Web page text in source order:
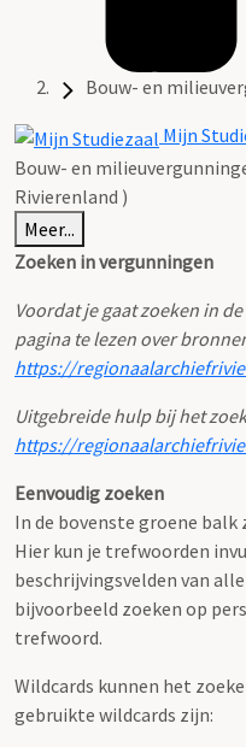
Bouw- en
Mijn
Bouw- en
Rivierenland )
Meer...
Zoeken in vergunningen
Voordat je gaat zoeken in
pagina te lezen over
https://
Uitgebreide hulp bij het
https://
Eenvoudig zoeken
In de bovenste groene balk
Hier kun je trefwoorden
beschrijvingsvelden van
bijvoorbeeld zoeken op
trefwoord.
Wildcards kunnen het
gebruikte wildcards zijn: